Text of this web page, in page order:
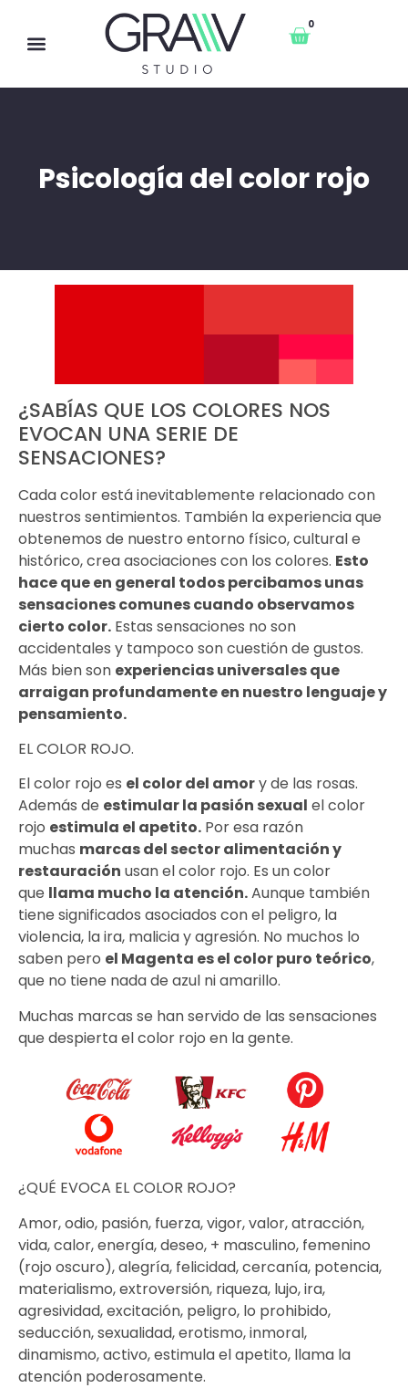
0
Psicología del color rojo
¿SABÍAS QUE LOS COLORES NOS
EVOCAN UNA SERIE DE
SENSACIONES?
Cada color está inevitablemente relacionado con
nuestros sentimientos. También la experiencia que
obtenemos de nuestro entorno físico, cultural e
histórico, crea asociaciones con los colores. Esto
hace que en general todos percibamos unas
sensaciones comunes cuando observamos
cierto color. Estas sensaciones no son
accidentales y tampoco son cuestión de gustos.
Más bien son experiencias universales que
arraigan profundamente en nuestro lenguaje y
pensamiento.
EL COLOR ROJO.
El color rojo es el color del amory de las rosas.
Además de estimular la pasión sexual el color
rojo estimula el apetito. Por esa razón
muchas marcas del sector alimentación y
restauración usan el color rojo. Es un color
que llama mucho la atención.Aunque también
tiene significados asociados con el peligro, la
violencia, la ira, malicia y agresión. No muchos lo
saben pero el Magenta es el color puro teórico,
que no tiene nada de azul ni amarillo.
Muchas marcas se han servido de las sensaciones
que despierta el color rojo en la gente.
¿QUÉ EVOCA EL COLOR ROJO?
Amor, odio, pasión, fuerza, vigor, valor, atracción,
vida, calor, energía, deseo, + masculino, femenino
(rojo oscuro), alegría, felicidad, cercanía, potencia,
materialismo, extroversión, riqueza, lujo, ira,
agresividad, excitación, peligro, lo prohibido,
seducción, sexualidad, erotismo, inmoral,
dinamismo, activo, estimula el apetito, llama la
atención poderosamente.